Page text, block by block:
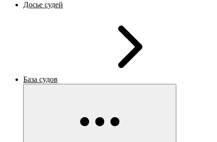
Досье судей
База судов